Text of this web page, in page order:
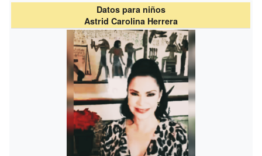
Datos para niños
Astrid Carolina Herrera